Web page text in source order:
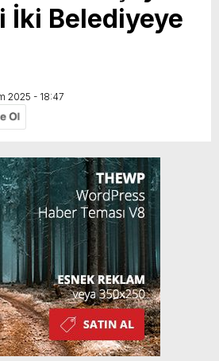
İki Belediyeye
2025 - 18:47